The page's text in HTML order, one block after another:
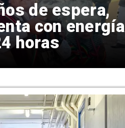
de espera,
con energía
horas